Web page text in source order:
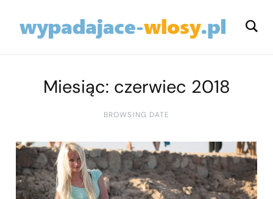
Miesiąc: czerwiec 2018
BROWSING DATE